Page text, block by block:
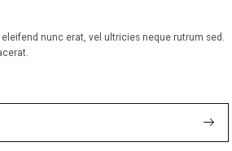
nunc erat, vel ultricies neque rutrum sed.